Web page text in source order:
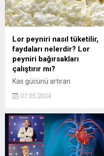
Lor peyniri nasıl tüketilir,
faydaları nelerdir? Lor
peyniri bağırsakları
çalıştırır mı?
Kas gücünü artıran
peynir aynı zamanda
Protein bakımından oldukça
zengin olan lor peyniri kas
takviyesi de yapıyor. Peki lor
peyniri her gün yenir mi,
07.05.2024